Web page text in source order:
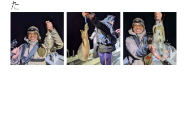
た